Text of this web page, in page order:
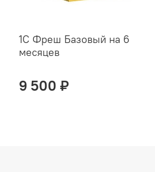
1С Фреш Базовый на 6
месяцев
9 500 ₽